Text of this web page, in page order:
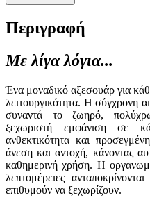
Περιγραφή
Με λίγα λόγια...
Ένα μοναδικό αξεσουάρ για
λειτουργικότητα. Η σύγχρονη
συναντά το ζωηρό,
ξεχωριστή εμφάνιση σε
ανθεκτικότητα και
άνεση και αντοχή, κάνοντας
καθημερινή χρήση. Η
λεπτομέρειες
επιθυμούν να ξεχωρίζουν.